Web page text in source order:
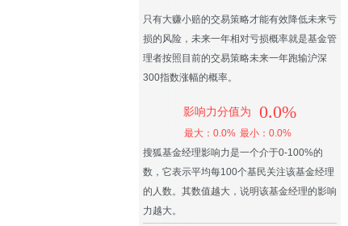
只有大赚小赔的交易策略才能有效降低未来亏
损的风险，未来一年相对亏损概率就是基金管
理者按照目前的交易策略未来一年跑输沪深
300指数涨幅的概率。
影响力分值为 0.0%
最大：0.0% 最小：0.0%
搜狐基金经理影响力是一个介于0-100%的
数，它表示平均每100个基民关注该基金经理
的人数。其数值越大，说明该基金经理的影响
力越大。